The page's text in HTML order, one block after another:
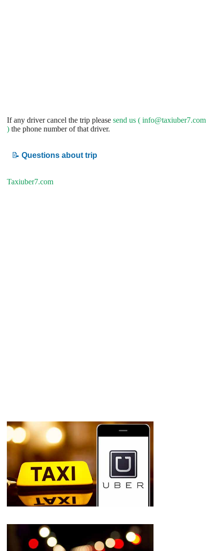
If any driver cancel the trip please send us ( info@taxiuber7.com
) the phone number of that driver.
📝 Questions about trip
Taxiuber7.com